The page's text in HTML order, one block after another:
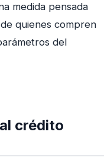
medida pensada
quienes compren
del
crédito